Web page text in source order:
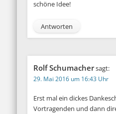
schöne Idee!
Antworten
Rolf Schumachersagt:
29. Mai 2016 um 16:43 Uhr
Erst mal ein dickes
Vortragenden und dann